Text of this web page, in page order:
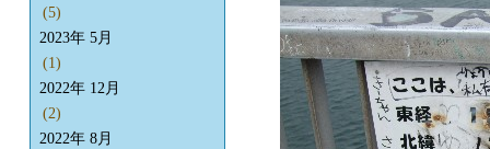
(5)
2023年 5月
(1)
2022年 12月
(2)
2022年 8月